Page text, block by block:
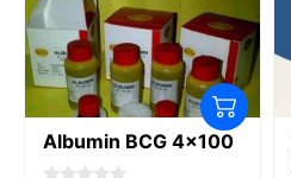
Albumin BCG 4×100